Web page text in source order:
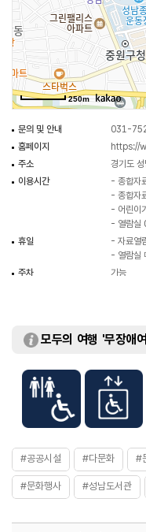
강좌로는 영어 회화, 중국어 회
있다.
250m
문의 및 안내
031-
홈페이지
https://
주소
경기도
이용시간
- 종합자
- 종합자
- 어린이
- 열람
휴일
- 자료열
- 열람실
주차
가능
모두의 여행 '무장애
#공공시설 #다문화 #
#문화행사 #성남도서관